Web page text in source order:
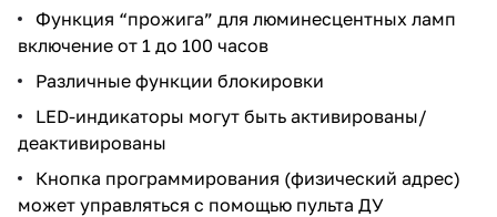
Функция “прожига” для люминесцентных ламп
включение от 1 до 100 часов
Различные функции блокировки
LED-индикаторы могут быть активированы/
деактивированы
Кнопка программирования (физический адрес)
может управляться с помощью пульта ДУ